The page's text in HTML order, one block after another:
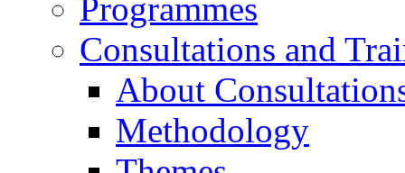
Programmes
Consultations and
About
Methodology